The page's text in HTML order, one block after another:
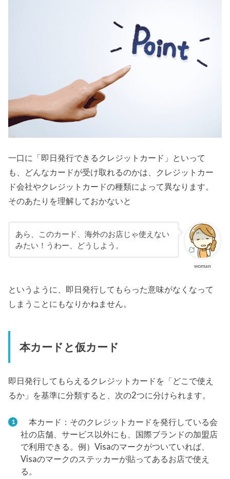
一口に「即日発行できるクレジットカード」といって
も、どんなカードが受け取れるのかは、クレジットカー
ド会社やクレジットカードの種類によって異なります。
そのあたりを理解しておかないと
woman
あら、このカード、海外のお店じゃ使えない
みたい！うわー、どうしよう。
というように、即日発行してもらった意味がなくなって
しまうことにもなりかねません。
本カードと仮カード
即日発行してもらえるクレジットカードを「どこで使え
るか」を基準に分類すると、次の2つに分けられます。
本カード：そのクレジットカードを発行している会
社の店舗、サービス以外にも、国際ブランドの加盟店
で利用できる。例）Visaのマークがついていれば、
Visaのマークのステッカーが貼ってあるお店で使え
る。